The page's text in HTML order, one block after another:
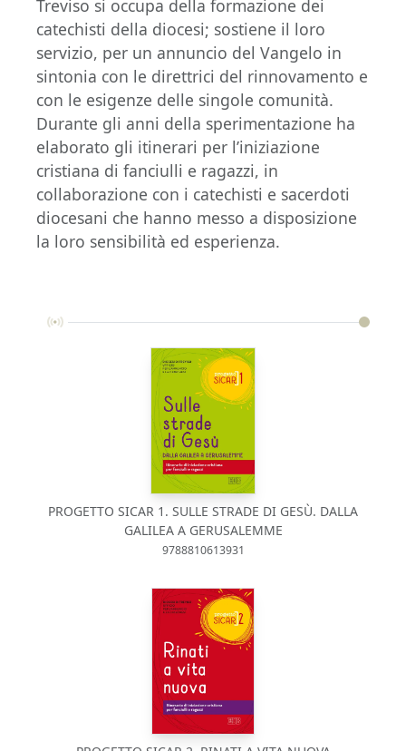
Treviso si occupa della formazione dei
catechisti della diocesi; sostiene il loro
servizio, per un annuncio del Vangelo in
sintonia con le direttrici del rinnovamento e
con le esigenze delle singole comunità.
Durante gli anni della sperimentazione ha
elaborato gli itinerari per l’iniziazione
cristiana di fanciulli e ragazzi, in
collaborazione con i catechisti e sacerdoti
diocesani che hanno messo a disposizione
la loro sensibilità ed esperienza.
PROGETTO SICAR 1. SULLE STRADE DI GESÙ. DALLA
GALILEA A GERUSALEMME
9788810613931